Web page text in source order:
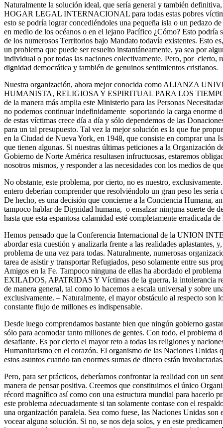
Naturalmente la solución ideal, que sería general y también
HOGAR LEGAL INTERNACIONAL para todas estas pobres
esto se podría lograr concediéndoles una pequeña isla o un pedazo
en medio de los océanos o en el lejano Pacífico ¿Cómo? Esto podría
de los numerosos Territorios bajo Mandato todavía existentes. Esto
un problema que puede ser resuelto instantáneamente, ya sea por
individual o por todas las naciones colectivamente. Pero, por cierto,
dignidad democrática y también de genuinos sentimientos cristianos.
Nuestra organización, ahora mejor conocida como ALIANZA
HUMANISTA, RELIGIOSA Y ESPIRITUAL PARA LOS
de la manera más amplia este Ministerio para las Personas
no podemos continuar indefinidamente soportando la carga enorme
de estas víctimas crece día a día y sólo dependemos de las
para un tal presupuesto. Tal vez la mejor solución es la que fue
en la Ciudad de Nueva York, en 1948, que consiste en comprar una
que tienen algunas. Si nuestras últimas peticiones a la
Gobierno de Norte América resultasen infructuosas, estaremos
nosotros mismos, y responder a las necesidades con los medios de
No obstante, este problema, por cierto, no es nuestro,
entero deberían comprender que resolviéndolo un gran peso les sería
De hecho, es una decisión que concierne a la Conciencia Humana,
tampoco hablar de Dignidad humana, o ensalzar ninguna suerte de
hasta que esta espantosa calamidad esté completamente erradicada
Hemos pensado que la Conferencia Internacional de la UNION
abordar esta cuestión y analizarla frente a las realidades aplastantes,
problema de una vez para todas. Naturalmente, numerosas
tarea de asistir y transportar Refugiados, peso solamente entre sus
Amigos en la Fe. Tampoco ninguna de ellas ha abordado el
EXILADOS, APATRIDAS Y Víctimas de la guerra, la intolerancia
de manera general, tal como lo hacemos a escala universal y sobre
exclusivamente. – Naturalmente, el mayor obstáculo al respecto son
constante flujo de millones es indispensable.
Desde luego comprendamos bastante bien que ningún gobierno
sólo para acomodar tanto millones de gentes. Con todo, el
desafiante. Es por cierto el mayor reto a todas las religiones y
Humanitarismo en el corazón. El organismo de las Naciones Unidas
estos asuntos cuando tan enormes sumas de dinero están
Pero, para ser prácticos, deberíamos confrontar la realidad con un
manera de pensar positiva. Creemos que constituimos el único
récord magnífico así como con una estructura mundial para hacerlo
este problema adecuadamente si tan solamente contase con el
una organización paralela. Sea como fuese, las Naciones Unidas
vocear alguna solución. Si no, se nos deja solos, y en este